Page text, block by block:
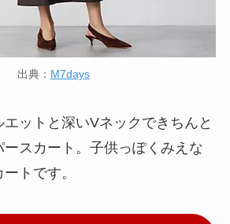
出典： M7days
ットと深いVネックできちんと
ースカート。子供っぽくみえな
トです。